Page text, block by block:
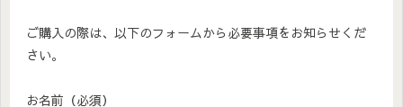
ご購入の際は、以下のフォームから必要事項をお知らせくだ
さい。
お名前（必須）